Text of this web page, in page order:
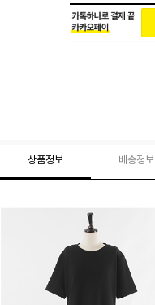
상품정보 배송정보